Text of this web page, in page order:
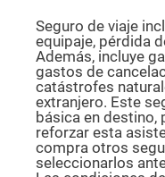
Seguro de viaje
equipaje, pérdida
Además, incluye
gastos de
catástrofes
extranjero. Este
básica en destino,
reforzar esta
compra otros
seleccionarlos